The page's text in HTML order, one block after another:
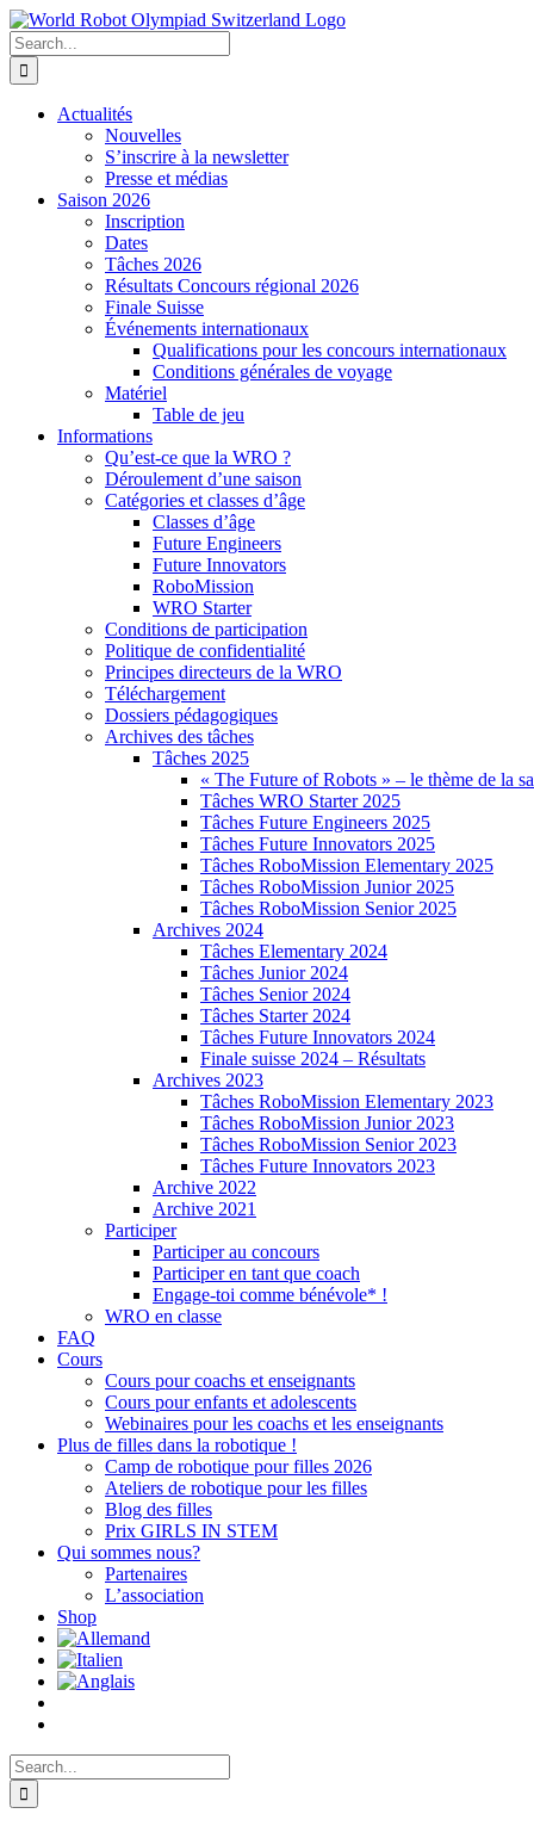
Skip
to
content
Search
for:
Actualités
Nouvelles
S’inscrire à la newsletter
Presse et médias
Saison 2026
Inscription
Dates
Tâches 2026
Résultats Concours régional 2026
Finale Suisse
Événements internationaux
Qualifications pour les concours internationaux
Conditions générales de voyage
Matériel
Table de jeu
Informations
Qu’est-ce que la WRO ?
Déroulement d’une saison
Catégories et classes d’âge
Classes d’âge
Future Engineers
Future Innovators
RoboMission
WRO Starter
Conditions de participation
Politique de confidentialité
Principes directeurs de la WRO
Téléchargement
Dossiers pédagogiques
Archives des tâches
Tâches 2025
« The Future of Robots » – le thème de la
Tâches WRO Starter 2025
Tâches Future Engineers 2025
Tâches Future Innovators 2025
Tâches RoboMission Elementary 2025
Tâches RoboMission Junior 2025
Tâches RoboMission Senior 2025
Archives 2024
Tâches Elementary 2024
Tâches Junior 2024
Tâches Senior 2024
Tâches Starter 2024
Tâches Future Innovators 2024
Finale suisse 2024 – Résultats
Archives 2023
Tâches RoboMission Elementary 2023
Tâches RoboMission Junior 2023
Tâches RoboMission Senior 2023
Tâches Future Innovators 2023
Archive 2022
Archive 2021
Participer
Participer au concours
Participer en tant que coach
Engage-toi comme bénévole* !
WRO en classe
FAQ
Cours
Cours pour coachs et enseignants
Cours pour enfants et adolescents
Webinaires pour les coachs et les enseignants
Plus de filles dans la robotique !
Camp de robotique pour filles 2026
Ateliers de robotique pour les filles
Blog des filles
Prix GIRLS IN STEM
Qui sommes nous?
Partenaires
L’association
Shop
Search
for: